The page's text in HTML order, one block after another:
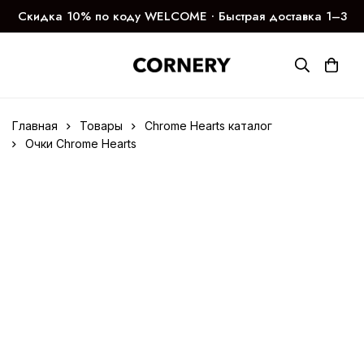
Скидка 10% по коду WELCOME ∙ Быстрая доставка 1–3
дня
Главная Товары
Chrome Hearts каталог
Очки Chrome Hearts